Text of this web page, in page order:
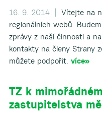
16. 9. 2014 |
Vítejte na
regionálních webů.
zprávy z naší činnosti a
kontakty na členy Strany
můžete podpořit. více»
TZ k
zastupitelstva